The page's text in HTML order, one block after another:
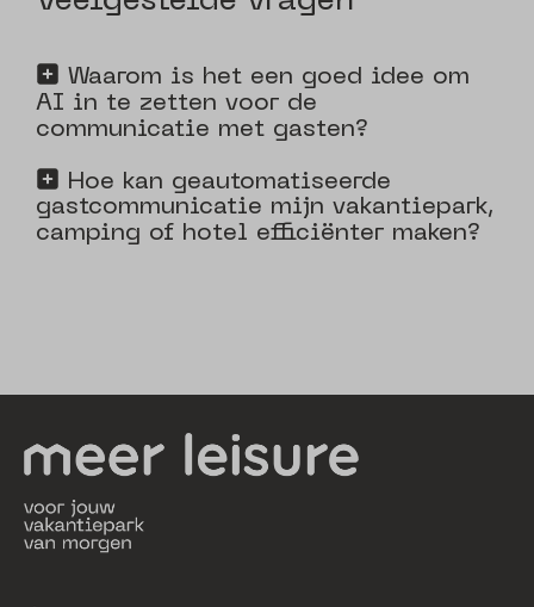
Waarom is het een goed idee om
AI in te zetten voor de
communicatie met gasten?
Hoe kan geautomatiseerde
gastcommunicatie mijn vakantiepark,
camping of hotel efficiënter maken?